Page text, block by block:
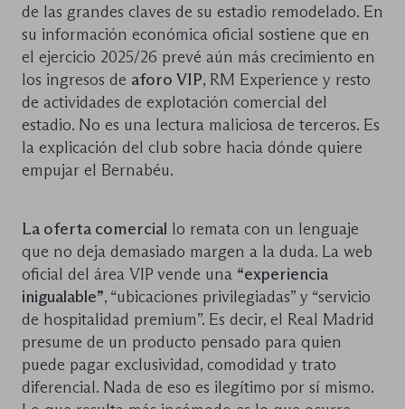
de las grandes claves de su estadio remodelado. En
su información económica oficial sostiene que en
el ejercicio 2025/26 prevé aún más crecimiento en
los ingresos de aforo VIP, RM Experience y resto
de actividades de explotación comercial del
estadio. No es una lectura maliciosa de terceros. Es
la explicación del club sobre hacia dónde quiere
empujar el Bernabéu.
La oferta comercial lo remata con un lenguaje
que no deja demasiado margen a la duda. La web
oficial del área VIP vende una “experiencia
inigualable”, “ubicaciones privilegiadas” y “servicio
de hospitalidad premium”. Es decir, el Real Madrid
presume de un producto pensado para quien
puede pagar exclusividad, comodidad y trato
diferencial. Nada de eso es ilegítimo por sí mismo.